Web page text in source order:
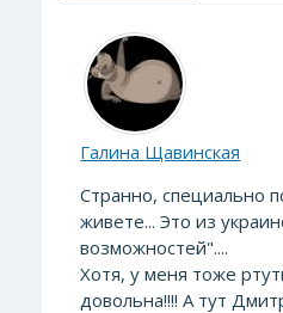
Галина Щавинская
Странно, специально
живете... Это из
возможностей"....
Хотя, у меня тоже
довольна!!!! А тут